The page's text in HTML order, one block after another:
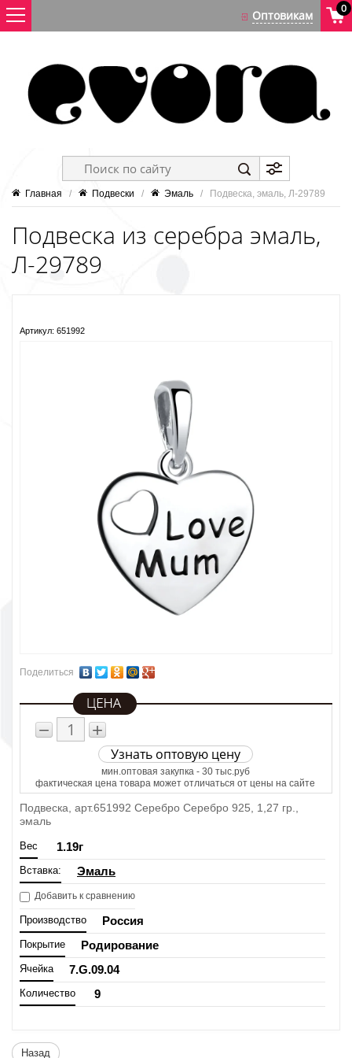
0
Главная / Подвески / Эмаль /   Подвеска, эмаль, Л-29789
Подвеска из серебра эмаль,
Л-29789
Артикул: 651992
Поделиться
− +
Узнать оптовую цену
мин.оптовая закупка - 30 тыс.руб
фактическая цена товара может отличаться от цены на сайте
Подвеска, арт.651992 Серебро Серебро 925, 1,27 гр.,
эмаль
Вес 1.19г
Вставка: Эмаль
Добавить к сравнению
Производство Россия
Покрытие Родирование
Ячейка 7.G.09.04
Количество 9
Назад